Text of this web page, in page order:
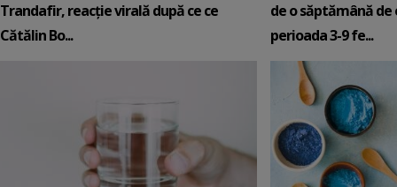
Trandafir, reacție virală după ce ce
Cătălin Bo...
de o săptămână de
perioada 3-9 fe...